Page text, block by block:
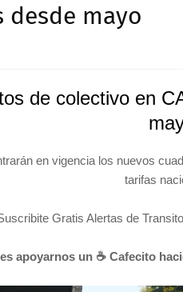
desde mayo
de colectivo en
en vigencia los nuevos
tarifas
Gratis Alertas de
apoyarnos un ☕ Cafecito